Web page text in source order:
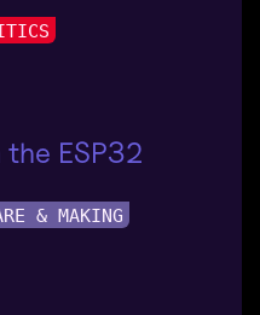
ESP32
& MAKING